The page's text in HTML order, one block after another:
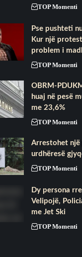
TOP Momenti
Pse pushteti
Kur një
problem i
TOP Momenti
OBRM-
huaj në pesë
me 23,6%
TOP Momenti
Arrestohet një
urdhëresë
TOP Momenti
Dy persona
Velipojë,
me Jet Ski
TOP Momenti